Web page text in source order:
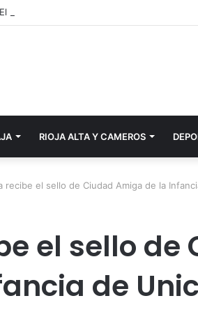
RIOJA ALTA Y CAMEROS
recibe el sello de Ciudad Amiga de la
el sello de
de